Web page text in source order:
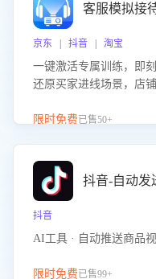
客服模拟接
京东 | 抖音 | 淘宝
一键激活专属训练，即
还原买家进线场景，店
击 “立即开通”，快速获
限时免费已售50+
抖音-自动发
抖音
AI工具 · 自动推送商品
限时免费已售99+